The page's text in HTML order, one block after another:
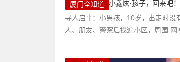
厦门全知道
寻人启事：小男孩，10岁，出走时
人、朋友、警察后找遍小区，周围